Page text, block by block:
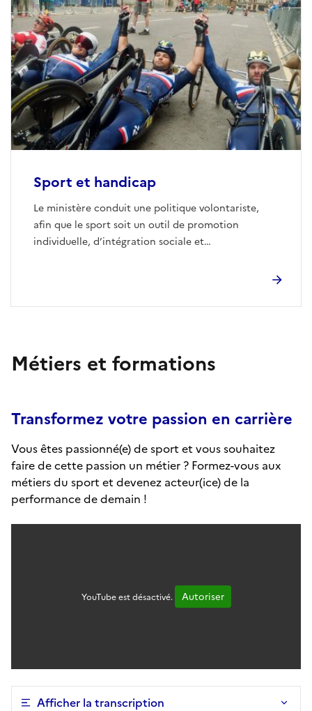
Sport et handicap
Le ministère conduit une politique volontariste,
afin que le sport soit un outil de promotion
individuelle, d’intégration sociale et
Métiers et formations
Transformez votre passion en carrière
Vous êtes passionné(e) de sport et vous souhaitez
faire de cette passion un métier ? Formez-vous aux
métiers du sport et devenez acteur(ice) de la
performance de demain !
YouTube est désactivé. Autoriser
Afficher la transcription